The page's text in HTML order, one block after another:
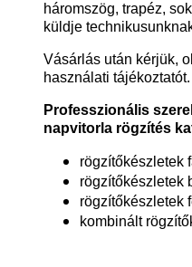
háromszög, trapéz,
küldje
Vásárlás után kérjük,
használati tájékoztatót.
Professzionális
napvitorla rögzítés
rögzítőkészletek
rögzítőkészletek
rögzítőkészletek
kombinált